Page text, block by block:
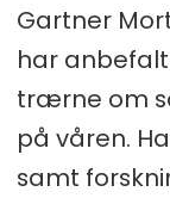
Gartner
har
trærne om
på våren.
samt